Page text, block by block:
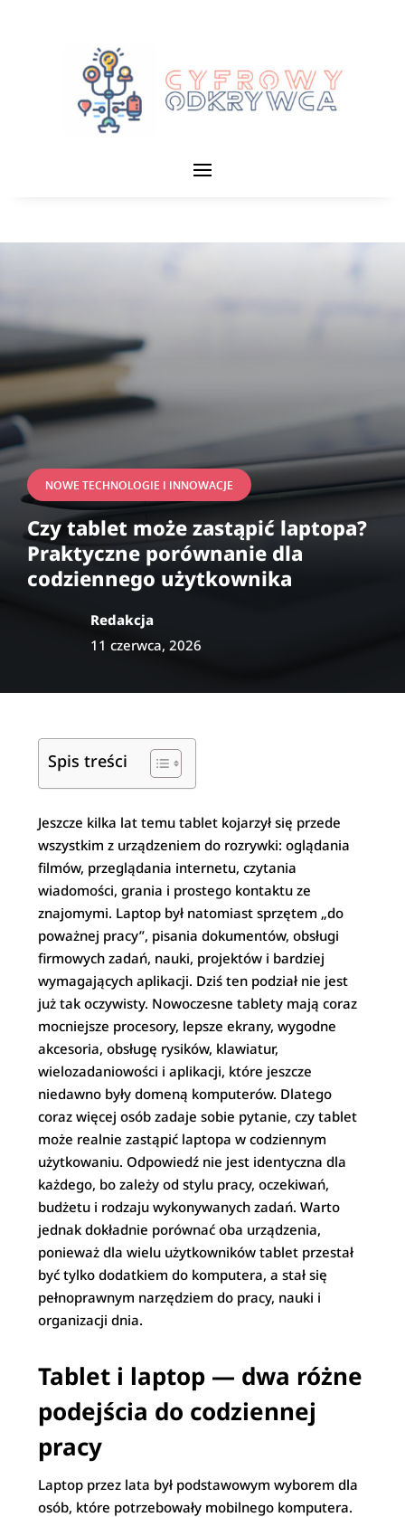
NOWE TECHNOLOGIE I INNOWACJE
Czy tablet może zastąpić laptopa?
Praktyczne porównanie dla
codziennego użytkownika
Redakcja
11 czerwca, 2026
Spis treści
Jeszcze kilka lat temu tablet kojarzył się przede
wszystkim z urządzeniem do rozrywki: oglądania
filmów, przeglądania internetu, czytania
wiadomości, grania i prostego kontaktu ze
znajomymi. Laptop był natomiast sprzętem „do
poważnej pracy”, pisania dokumentów, obsługi
firmowych zadań, nauki, projektów i bardziej
wymagających aplikacji. Dziś ten podział nie jest
już tak oczywisty. Nowoczesne tablety mają coraz
mocniejsze procesory, lepsze ekrany, wygodne
akcesoria, obsługę rysików, klawiatur,
wielozadaniowości i aplikacji, które jeszcze
niedawno były domeną komputerów. Dlatego
coraz więcej osób zadaje sobie pytanie, czy tablet
może realnie zastąpić laptopa w codziennym
użytkowaniu. Odpowiedź nie jest identyczna dla
każdego, bo zależy od stylu pracy, oczekiwań,
budżetu i rodzaju wykonywanych zadań. Warto
jednak dokładnie porównać oba urządzenia,
ponieważ dla wielu użytkowników tablet przestał
być tylko dodatkiem do komputera, a stał się
pełnoprawnym narzędziem do pracy, nauki i
organizacji dnia.
Tablet i laptop — dwa różne
podejścia do codziennej
pracy
Laptop przez lata był podstawowym wyborem dla
osób, które potrzebowały mobilnego komputera.